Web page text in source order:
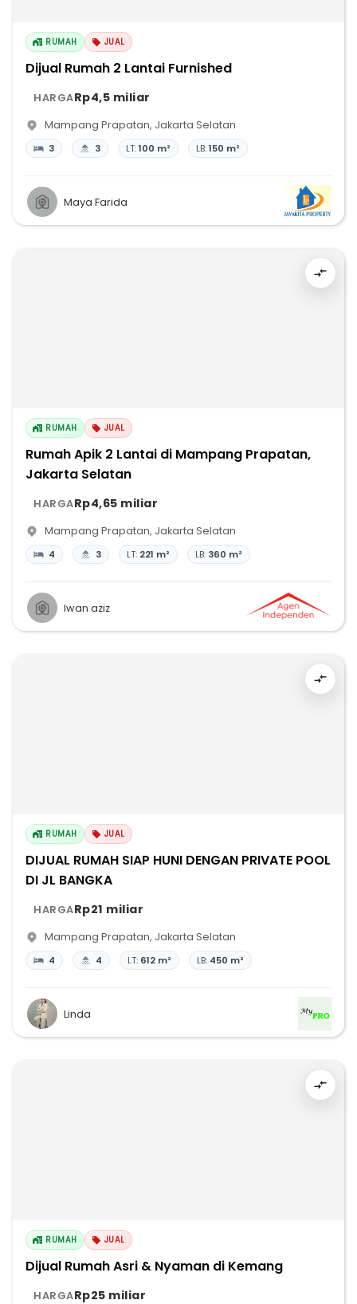
RUMAH JUAL
Dijual Rumah 2 Lantai Furnished
HARGARp4,5 miliar
Mampang Prapatan, Jakarta Selatan
3 3 LT:100 m² LB:150 m²
Maya Farida
RUMAH JUAL
Rumah Apik 2 Lantai di Mampang Prapatan,
Jakarta Selatan
HARGARp4,65 miliar
Mampang Prapatan, Jakarta Selatan
4 3 LT: 221 m² LB: 360 m²
Iwan aziz
RUMAH JUAL
DIJUAL RUMAH SIAP HUNI DENGAN PRIVATE POOL
DI JL BANGKA
HARGARp21 miliar
Mampang Prapatan, Jakarta Selatan
4 4 LT: 612 m² LB: 450 m²
Linda
RUMAH JUAL
Dijual Rumah Asri & Nyaman di Kemang
HARGARp25 miliar